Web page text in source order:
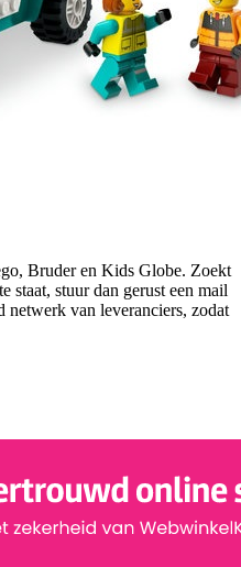
Bruder en Kids Globe. Zoekt
staat, stuur dan gerust een mail
netwerk van leveranciers, zodat